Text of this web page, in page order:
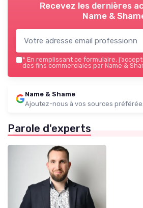
Recevez les dernières
Name &
* En remplissant ce formulaire,
des fins commerciales par Name &
Name & Shame
Ajoutez-nous à vos sources
Parole d'experts